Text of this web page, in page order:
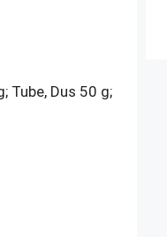
Tube, Dus 50 g;